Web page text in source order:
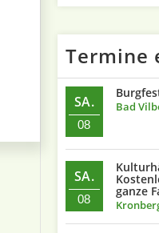
Termine
SA.
08
Bad
SA.
08
ganze